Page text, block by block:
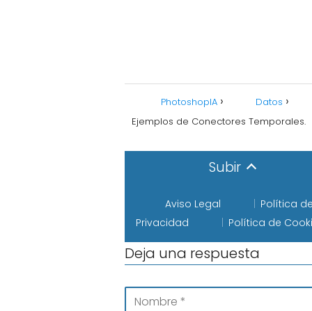
Deja una respuesta
PhotoshopIA
Datos
Ejemplos de Conectores Temporales.
Subir
Aviso Legal
Política
Privacidad
Política de